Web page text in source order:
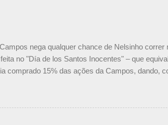
nega qualquer chance de Nelsinho correr
no "Día de los Santos Inocentes" – que
comprado 15% das ações da Campos, dando,
declarar que o brasileiro não será o
uma oferta de Piquet", admitiu Audetto. “Mas
dois brasileiros”, explicou, dizendo ainda que